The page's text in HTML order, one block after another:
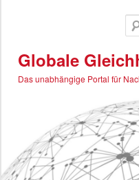
Globale
Das unabhängige Portal für